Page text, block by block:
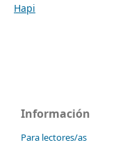
Hapi
Información
Para lectores/as